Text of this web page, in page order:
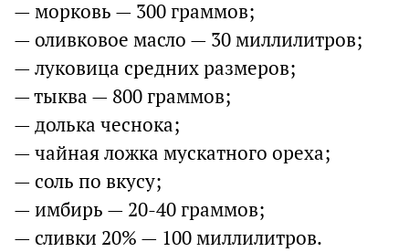
— морковь — 300 граммов;
— оливковое масло — 30 миллилитров;
— луковица средних размеров;
— тыква — 800 граммов;
— долька чеснока;
— чайная ложка мускатного ореха;
— соль по вкусу;
— имбирь — 20-40 граммов;
— сливки 20% — 100 миллилитров.